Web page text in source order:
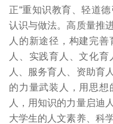
正“重知识教育、轻道
认识与做法。高质量推
人的新途径，构建完
人、实践育人、文化
人、服务育人、资助育
的力量武装人，用思想
人，用知识的力量启迪
大学生的人文素养、科